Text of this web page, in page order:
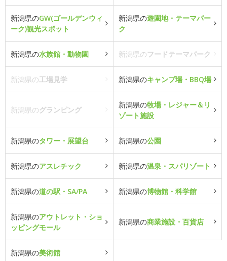
新潟県のGW(ゴールデンウィ
ーク)観光スポット
新潟県の遊園地・テーマパー
ク
新潟県の水族館・動物園 新潟県のフードテーマパーク
新潟県の工場見学 新潟県のキャンプ場・BBQ場
新潟県のグランピング
新潟県の牧場・レジャー＆リ
ゾート施設
新潟県のタワー・展望台 新潟県の公園
新潟県のアスレチック 新潟県の温泉・スパリゾート
新潟県の道の駅・SA/PA 新潟県の博物館・科学館
新潟県のアウトレット・ショ
ッピングモール
新潟県の商業施設・百貨店
新潟県の美術館